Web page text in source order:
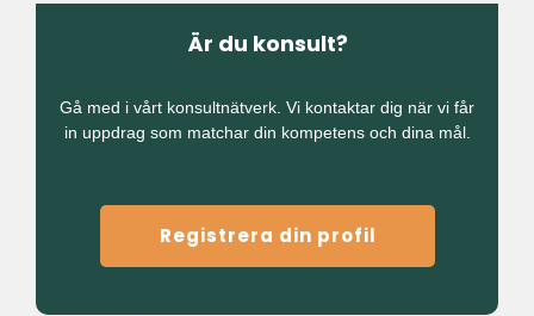
Är du konsult?
Gå med i vårt konsultnätverk. Vi kontaktar dig när vi får
in uppdrag som matchar din kompetens och dina mål.
Registrera din profil